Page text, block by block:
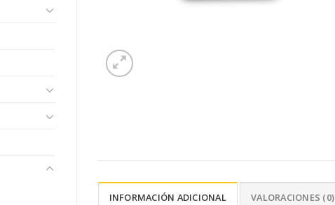
INFORMACIÓN ADICIONAL VALORACIONES (0)